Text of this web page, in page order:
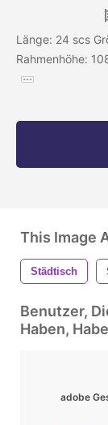
Länge: 24 scs
Rahmenhöhe:
This Image
Städtisch
Benutzer,
Haben,
adobe